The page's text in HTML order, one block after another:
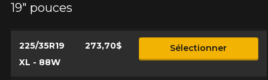
19" pouces
225/35R19
XL - 88W
273,70$ Sélectionner